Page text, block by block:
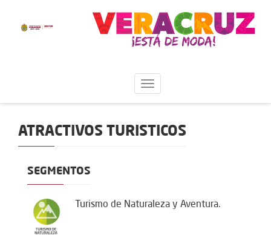
ATRACTIVOS TURISTICOS
SEGMENTOS
Turismo de Naturaleza y Aventura.